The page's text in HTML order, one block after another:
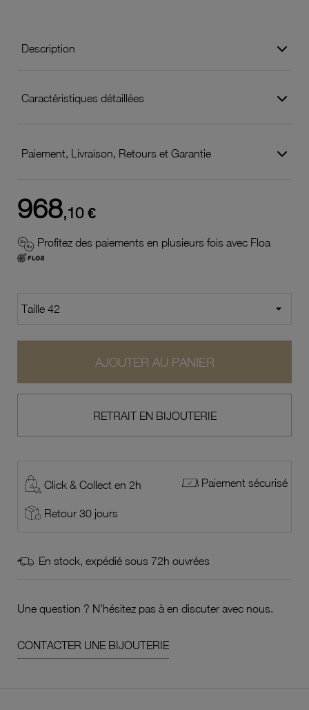
Description
Caractéristiques détaillées
Paiement, Livraison, Retours et Garantie
968,10 €
Profitez des paiements en plusieurs fois avec Floa
AJOUTER AU PANIER
RETRAIT EN BIJOUTERIE
Click & Collect en 2h Paiement sécurisé
Retour 30 jours
En stock, expédié sous 72h ouvrées
Une question ? N'hésitez pas à en discuter avec nous.
CONTACTER UNE BIJOUTERIE